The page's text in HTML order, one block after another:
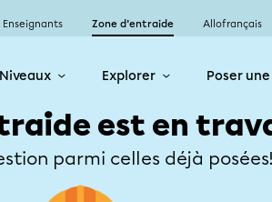
Enseignants Zone d’entraide Allofrançais
Niveaux Explorer Poser
est en
parmi celles déjà